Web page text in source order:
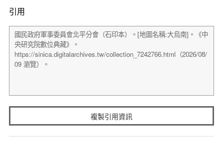
引用
複製引用資訊